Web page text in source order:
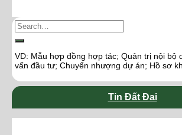
VD: Mẫu hợp đồng hợp tác; Quản trị nội bộ
vấn đầu tư; Chuyển nhượng dự án; Hồ sơ
Tin Đất Đai